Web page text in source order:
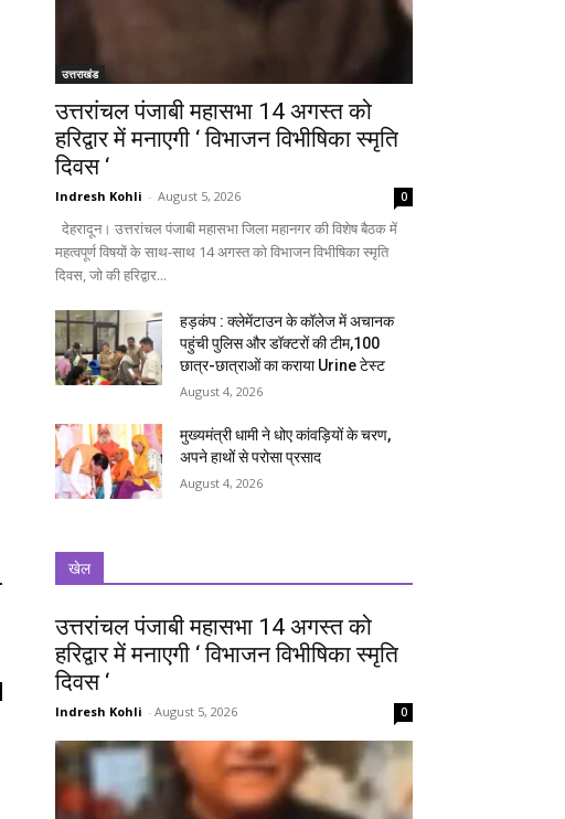
उत्तराखंड
उत्तरांचल पंजाबी महासभा 14 अगस्त को
हरिद्वार में मनाएगी ‘ विभाजन विभीषिका स्मृति
दिवस ‘
Indresh Kohli - August 5, 2026 0
देहरादून। उत्तरांचल पंजाबी महासभा जिला महानगर की विशेष बैठक में
महत्वपूर्ण विषयों के साथ-साथ 14 अगस्त को विभाजन विभीषिका स्मृति
दिवस, जो की हरिद्वार...
हड़कंप : क्लेमेंटाउन के कॉलेज में अचानक
पहुंची पुलिस और डॉक्टरों की टीम,100
छात्र-छात्राओं का कराया Urine टेस्ट
August 4, 2026
मुख्यमंत्री धामी ने धोए कांवड़ियों के चरण,
अपने हाथों से परोसा प्रसाद
August 4, 2026
खेल
उत्तरांचल पंजाबी महासभा 14 अगस्त को
हरिद्वार में मनाएगी ‘ विभाजन विभीषिका स्मृति
दिवस ‘
Indresh Kohli - August 5, 2026 0